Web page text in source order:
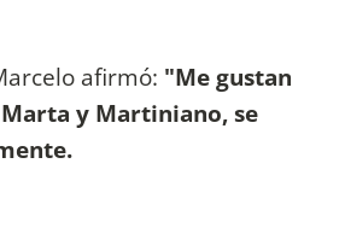
afirmó: "Me gustan
Marta y Martiniano, se